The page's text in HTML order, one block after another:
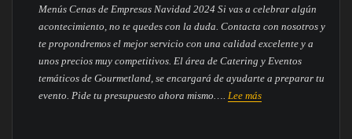
Menús Cenas de Empresas Navidad 2024 Si vas a celebrar algún
acontecimiento, no te quedes con la duda. Contacta con nosotros y
te propondremos el mejor servicio con una calidad excelente y a
unos precios muy competitivos. El área de Catering y Eventos
temáticos de Gourmetland, se encargará de ayudarte a preparar tu
evento. Pide tu presupuesto ahora mismo…. Lee más: